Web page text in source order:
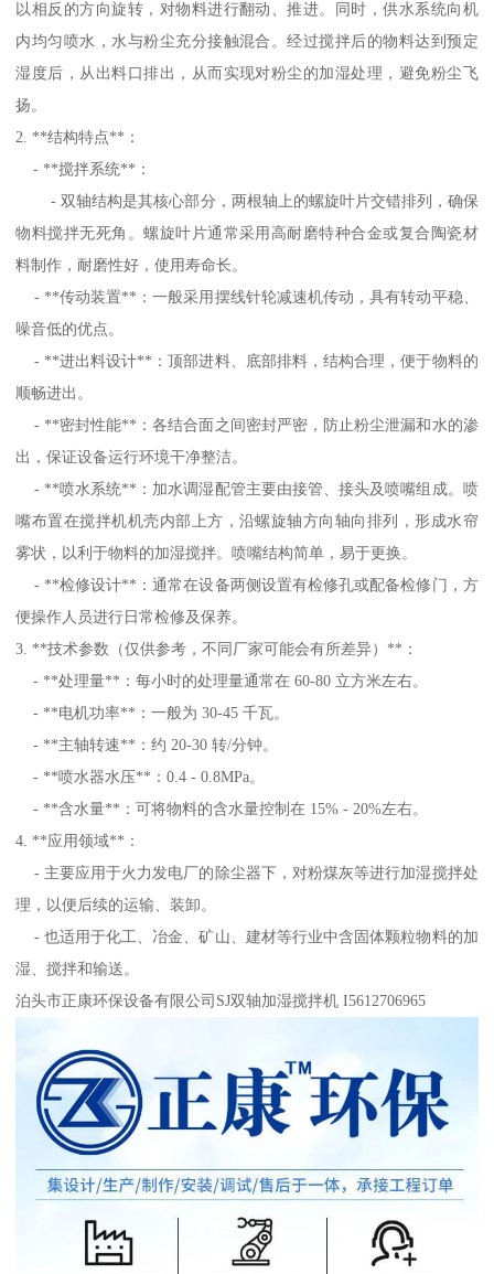
以相反的方向旋转，对物料进行翻动、推进。同时，供水系统向机
内均匀喷水，水与粉尘充分接触混合。经过搅拌后的物料达到预定
湿度后，从出料口排出，从而实现对粉尘的加湿处理，避免粉尘飞
扬。
2. **结构特点**：
- **搅拌系统**：
- 双轴结构是其核心部分，两根轴上的螺旋叶片交错排列，确保
物料搅拌无死角。螺旋叶片通常采用高耐磨特种合金或复合陶瓷材
料制作，耐磨性好，使用寿命长。
- **传动装置**：一般采用摆线针轮减速机传动，具有转动平稳、
噪音低的优点。
- **进出料设计**：顶部进料、底部排料，结构合理，便于物料的
顺畅进出。
- **密封性能**：各结合面之间密封严密，防止粉尘泄漏和水的渗
出，保证设备运行环境干净整洁。
- **喷水系统**：加水调湿配管主要由接管、接头及喷嘴组成。喷
嘴布置在搅拌机机壳内部上方，沿螺旋轴方向轴向排列，形成水帘
雾状，以利于物料的加湿搅拌。喷嘴结构简单，易于更换。
- **检修设计**：通常在设备两侧设置有检修孔或配备检修门，方
便操作人员进行日常检修及保养。
3. **技术参数（仅供参考，不同厂家可能会有所差异）**：
- **处理量**：每小时的处理量通常在 60-80 立方米左右。
- **电机功率**：一般为 30-45 千瓦。
- **主轴转速**：约 20-30 转/分钟。
- **喷水器水压**：0.4 - 0.8MPa。
- **含水量**：可将物料的含水量控制在 15% - 20%左右。
4. **应用领域**：
- 主要应用于火力发电厂的除尘器下，对粉煤灰等进行加湿搅拌处
理，以便后续的运输、装卸。
- 也适用于化工、冶金、矿山、建材等行业中含固体颗粒物料的加
湿、搅拌和输送。
泊头市正康环保设备有限公司SJ双轴加湿搅拌机 I5612706965